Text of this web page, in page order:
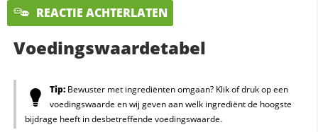
REACTIE ACHTERLATEN
Voedingswaardetabel
Tip:Bewuster met ingrediënten omgaan? Klik of druk op een
voedingswaarde en wij geven aan welk ingrediënt de hoogste
bijdrage heeft in desbetreffende voedingswaarde.